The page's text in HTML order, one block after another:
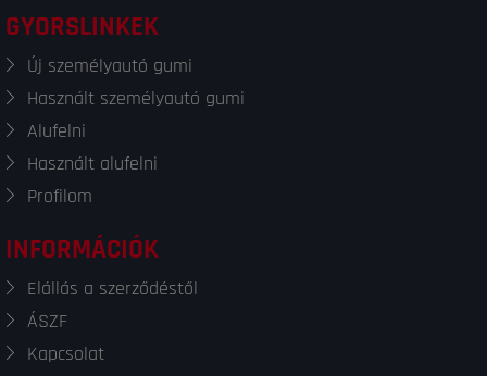
GYORSLINKEK
Új személyautó gumi
Használt személyautó gumi
Alufelni
Használt alufelni
Profilom
INFORMÁCIÓK
Elállás a szerződéstől
ÁSZF
Kapcsolat